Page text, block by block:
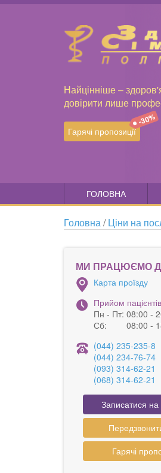
Найцінніше –
довірити лише
Гарячі пропозиції
-30%
ГОЛОВНА
Головна/Ціни на
МИ ПРАЦЮЄМО
Карта проїзду
Прийом пацієнтів
Пн - Пт: 08:00 -
Сб:
08:00 -
(044) 235-235-8
(044) 234-76-74
(093) 314-62-21
(068) 314-62-21
Записатися
Гарячі